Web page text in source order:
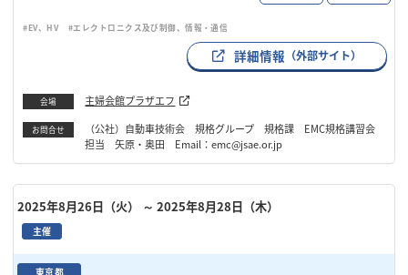
#EV、HV #エレクトロニクス及び制御、情報・通信
詳細情報 （外部サイト）
会場 主婦会館プラザエフ
お問合せ
（公社）自動車技術会 規格グループ 規格課 EMC規格講習会
担当 矢原・奥田 Email：emc@jsae.or.jp
2025年8月26日（火） ～ 2025年8月28日（木）
主催